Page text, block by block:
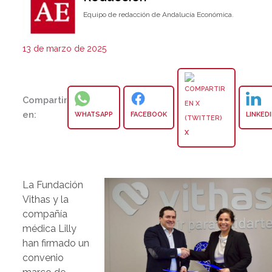
Equipo de redacción de Andalucía Económica.
13 de marzo de 2025
Compartir
en:
WHATSAPP FACEBOOK
X
La Fundación
Vithas y la
compañía
médica Lilly
han firmado un
convenio